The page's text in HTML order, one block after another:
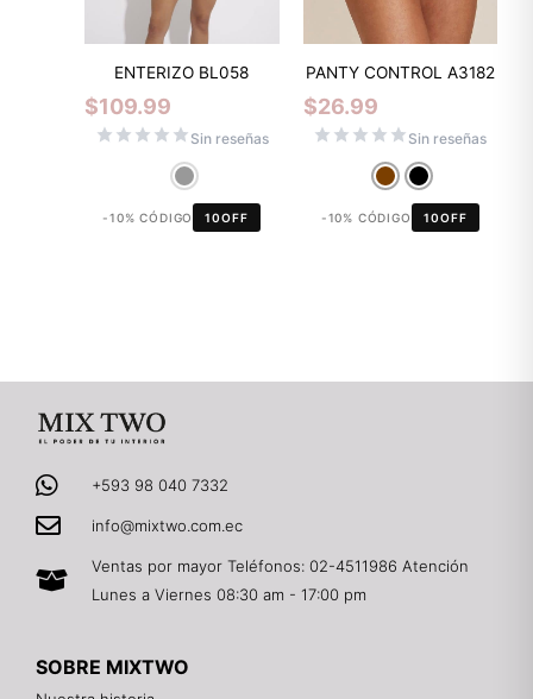
ENTERIZO BL058
$109.99
Sin reseñas
-10% CÓDIGO 10OFF
PANTY CONTROL A3182
$26.99
Sin reseñas
-10% CÓDIGO 10OFF
+593 98 040 7332
info@mixtwo.com.ec
Ventas por mayor Teléfonos: 02-4511986 Atención
Lunes a Viernes 08:30 am - 17:00 pm
SOBRE MIXTWO